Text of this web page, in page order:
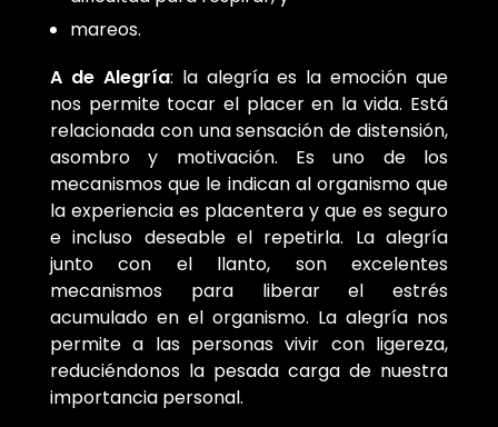
mareos.
A de Alegría: la alegría es la emoción que
nos permite tocar el placer en la vida. Está
relacionada con una sensación de distensión,
asombro y motivación. Es uno de los
mecanismos que le indican al organismo que
la experiencia es placentera y que es seguro
e incluso deseable el repetirla. La alegría
junto con el llanto, son excelentes
mecanismos para liberar el estrés
acumulado en el organismo. La alegría nos
permite a las personas vivir con ligereza,
reduciéndonos la pesada carga de nuestra
importancia personal.